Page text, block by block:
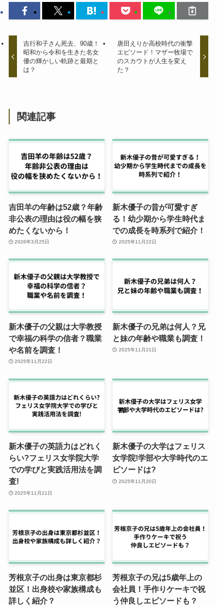
吉行和子さん死去、90歳！
昭和から令和を生きた名女
優の輝かしい軌跡と最期と
は？
唐田えりか高校時代の衝撃
エピソード！マザー牧場で
のスカウトが人生を変え
た？
関連記事
吉田羊の年齢は52歳？年齢
非公表の理由は役の幅を狭
めたくないから！
2026年3月25日
新木優子の昔が可愛すぎ
る！幼少期から学生時代ま
での成長を時系列で紹介！
2025年11月22日
新木優子の父親は大学教授
で幸福の科学の信者？職業
や名前を調査！
2025年11月22日
新木優子の兄弟は何人？兄
と妹の年齢や職業も調査！
2025年11月21日
新木優子の英語力はどれく
らい?フェリス女学院大学
での学びと実践活用法を調
査!
2025年11月21日
新木優子の大学はフェリス
女学院!学部や大学時代のエ
ピソードは?
2025年11月20日
芳根京子の出身は東京都杉
並区！出身校や家族構成も
詳しく紹介？
芳根京子の兄は5歳年上の
会社員！手作りケーキで祝
う仲良しエピソードも？